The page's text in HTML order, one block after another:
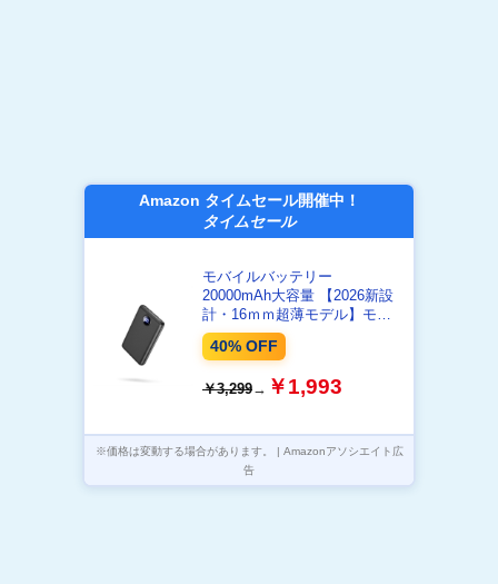
Amazon タイムセール開催中！
タイムセール
モバイルバッテリー
20000mAh大容量 【2026新設
計・16ｍｍ超薄モデル】モバ
イルバッテリー 軽量 小型 急速
充電 スマホ充電器 大容量 3台
同時充電 Type-C入出力兼用 低
電流対応 コンパクトで機内持
保護 iPad/iPhone/Android全種
機器対応 アウトドア/旅行/出
張/停電対策/緊急防災に 日本語
40% OFF
￥3,299→ ￥1,993
※価格は変動する場合があります。 | Amazonアソシエイト広
告